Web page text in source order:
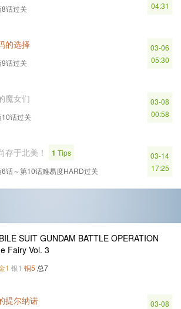
话过关
04:31
的选择
话过关
03-06
05:30
魔女们
话过关
03-08
00:58
存于北美！ 1 Tips
话～第10话难易度HARD过关
03-14
17:25
SUIT GUNDAM BATTLE OPERATION
Fairy Vol. 3
1 银1 铜5 总7
提尔纳诺
03-08